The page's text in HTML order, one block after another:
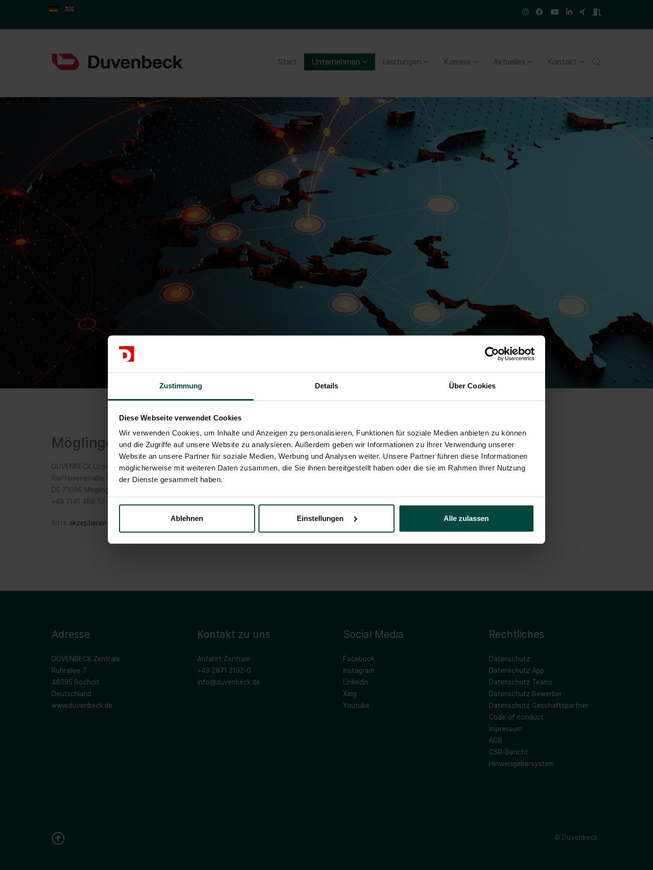
Zustimmung Details Über Cookies
Diese Webseite verwendet Cookies
Wir verwenden Cookies, um Inhalte und Anzeigen zu personalisieren, Funktionen für soziale Medien anbieten zu können
und die Zugriffe auf unsere Website zu analysieren. Außerdem geben wir Informationen zu Ihrer Verwendung unserer
Website an unsere Partner für soziale Medien, Werbung und Analysen weiter. Unsere Partner führen diese Informationen
möglicherweise mit weiteren Daten zusammen, die Sie ihnen bereitgestellt haben oder die sie im Rahmen Ihrer Nutzung
der Dienste gesammelt haben.
Ablehnen Einstellungen Alle zulassen
Sprache auswählen
Start Unternehmen Leistungen Karriere Aktuelles Kontakt
Möglingen
DUVENBECK Logistics GmbH
Raiffeisenstraße 3
DE 71696 Möglingen
+49 7141 488 52–0
Bitte akzeptieren Sie Marketing-Cookiesum die Karte zu sehen.
Adresse
DUVENBECK Zentrale
Ruhrallee 7
46395 Bocholt
Deutschland
www.duvenbeck.de
Kontakt zu uns
Anfahrt Zentrale
+49 2871 2192-0
info@duvenbeck.de
Social Media
Facebook
Instagram
Linkedin
Xing
Youtube
Rechtliches
Datenschutz
Datenschutz App
Datenschutz Teams
Datenschutz Bewerber
Datenschutz Geschäftspartner
Code of conduct
Impressum
AGB
CSR-Bericht
Hinweisgebersystem
© Duvenbeck